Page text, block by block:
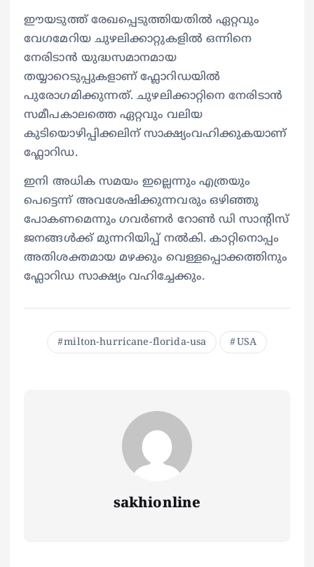
ഈയടുത്ത് രേഖപ്പെടുത്തിയതിൽ ഏറ്റവും
വേഗമേറിയ ചുഴലിക്കാറ്റുകളിൽ ഒന്നിനെ
നേരിടാന്‍ യുദ്ധസമാനമായ
തയ്യാറെടുപ്പുകളാണ് ഫ്ലോറിഡയിൽ
പുരോഗമിക്കുന്നത്. ചുഴലിക്കാറ്റിനെ നേരിടാന്‍
സമീപകാലത്തെ ഏറ്റവും വലിയ
കുടിയൊഴിപ്പിക്കലിന് സാക്ഷ്യംവഹിക്കുകയാണ്
ഫ്ലോറിഡ.
ഇനി അധിക സമയം ഇല്ലെന്നും എത്രയും
പെട്ടെന്ന് അവശേഷിക്കുന്നവരും ഒഴിഞ്ഞു
പോകണമെന്നും ഗവർണർ റോൺ ഡി സാന്‍റിസ്
ജനങ്ങൾക്ക് മുന്നറിയിപ്പ് നൽകി. കാറ്റിനൊപ്പം
അതിശക്തമായ മ‍ഴക്കും വെള്ളപ്പൊക്കത്തിനും
ഫ്ലോറിഡ സാക്ഷ്യം വഹിച്ചേക്കും.
milton-hurricane-florida-usa USA
sakhionline